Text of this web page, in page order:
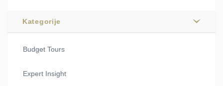
Kategorije
Budget Tours
Expert Insight